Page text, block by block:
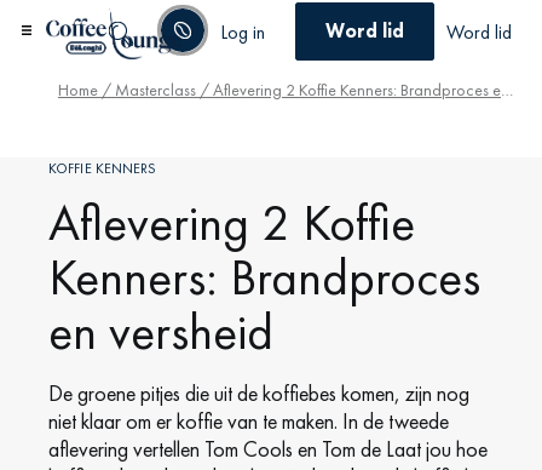
Log in Word lid Word lid
Home / Masterclass / Aflevering 2 Koffie Kenners: Brandproces en versheid
KOFFIE KENNERS
Aflevering 2 Koffie
Kenners: Brandproces
en versheid
De groene pitjes die uit de koffiebes komen, zijn nog
niet klaar om er koffie van te maken. In de tweede
aflevering vertellen Tom Cools en Tom de Laat jou hoe